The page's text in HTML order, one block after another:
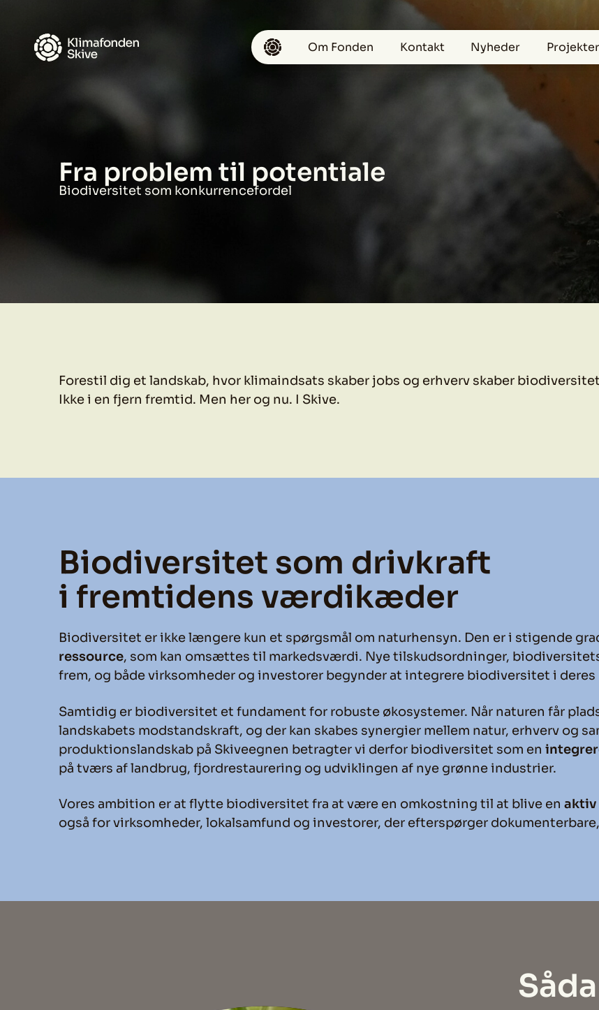
Om Fonden Kontakt Nyheder Projekter
Fra problem til potentiale
Biodiversitet som konkurrencefordel
Forestil dig et landskab, hvor klimaindsats skaber jobs og erhverv skaber
Ikke i en fjern fremtid. Men her og nu. I Skive.
Biodiversitet som drivkraft
i fremtidens værdikæder
Biodiversitet er ikke længere kun et spørgsmål om naturhensyn. Den er i stigende
ressource, som kan omsættes til markedsværdi. Nye tilskudsordninger,
frem, og både virksomheder og investorer begynder at integrere biodiversitet i
Samtidig er biodiversitet et fundament for robuste økosystemer. Når naturen får
landskabets modstandskraft, og der kan skabes synergier mellem natur, erhverv og
produktionslandskab på Skiveegnen betragter vi derfor biodiversitet som en
på tværs af landbrug, fjordrestaurering og udviklingen af nye grønne industrier.
Vores ambition er at flytte biodiversitet fra at være en omkostning til at blive en
også for virksomheder, lokalsamfund og investorer, der efterspørger